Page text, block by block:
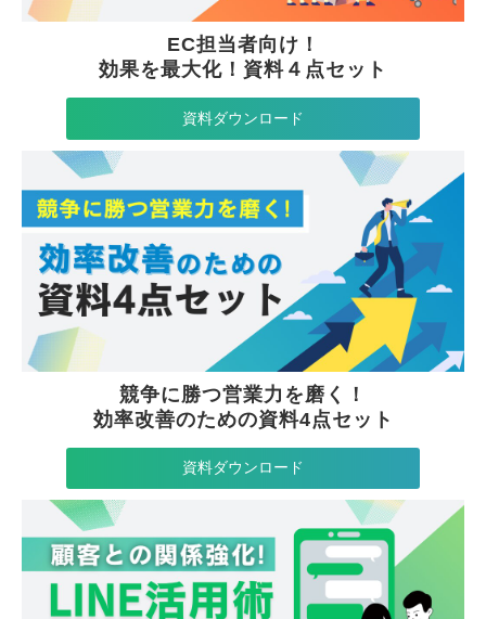
EC担当者向け！
効果を最大化！資料４点セット
資料ダウンロード
競争に勝つ営業力を磨く！
効率改善のための資料4点セット
資料ダウンロード